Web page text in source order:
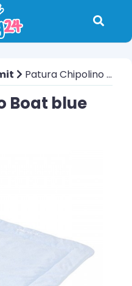
Patura Chipolino Boat blue 2012
Boat blue